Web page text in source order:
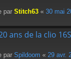
par Stitch63 « 30 mai
ans de la clio
par Spildoom « 29 avr.